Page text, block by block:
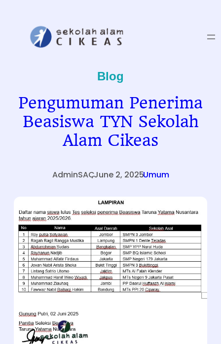
Blog
Pengumuman Penerima
Beasiswa TYN Sekolah
Alam Cikeas
AdminSAC
,June 2, 2025
.Umum